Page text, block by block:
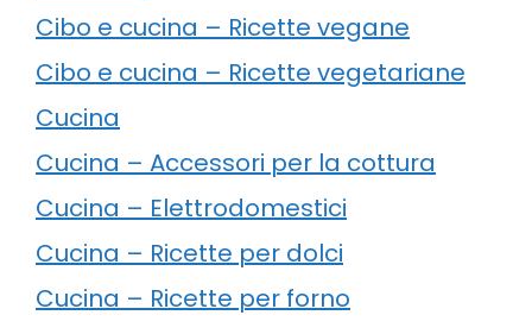
Cibo e cucina – Ricette vegane
Cibo e cucina – Ricette vegetariane
Cucina
Cucina – Accessori per la cottura
Cucina – Elettrodomestici
Cucina – Ricette per dolci
Cucina – Ricette per forno